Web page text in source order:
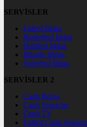
SERVİSLER
Futbol İddaa
Basketbol İddaa
Hentbol İddaa
Bilardo İddaa
Voleybol İddaa
SERVİSLER 2
Canlı Borsa
Canlı Sonuçlar
Canlı TV
Futbol Canlı